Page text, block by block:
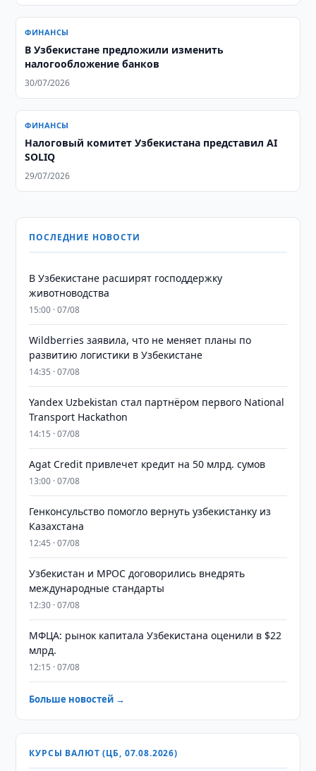
ФИНАНСЫ
В Узбекистане предложили изменить
налогообложение банков
30/07/2026
ФИНАНСЫ
Налоговый комитет Узбекистана представил AI
SOLIQ
29/07/2026
ПОСЛЕДНИЕ НОВОСТИ
В Узбекистане расширят господдержку
животноводства
15:00 · 07/08
Wildberries заявила, что не меняет планы по
развитию логистики в Узбекистане
14:35 · 07/08
Yandex Uzbekistan стал партнёром первого National
Transport Hackathon
14:15 · 07/08
Agat Credit привлечет кредит на 50 млрд. сумов
13:00 · 07/08
Генконсульство помогло вернуть узбекистанку из
Казахстана
12:45 · 07/08
Узбекистан и MPOC договорились внедрять
международные стандарты
12:30 · 07/08
МФЦА: рынок капитала Узбекистана оценили в $22
млрд.
12:15 · 07/08
Больше новостей →
КУРСЫ ВАЛЮТ (ЦБ, 07.08.2026)